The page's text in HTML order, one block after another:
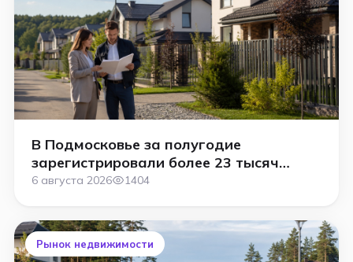
В Подмосковье за полугодие
зарегистрировали более 23 тысяч
домов ИЖС
6 августа 2026 1404
Рынок недвижимости